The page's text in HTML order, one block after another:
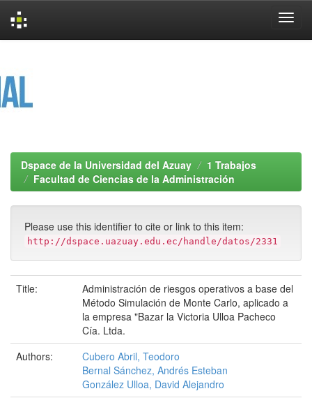
Dspace de la Universidad del Azuay
1 Trabajos
Facultad de Ciencias de la Administración
Please use this identifier to cite or link to this item:
http://dspace.uazuay.edu.ec/handle/datos/2331
Title:
Administración de riesgos operativos a base del
Método Simulación de Monte Carlo, aplicado a
la empresa "Bazar la Victoria Ulloa Pacheco
Cía. Ltda.
Authors:
Cubero Abril, Teodoro
Bernal Sánchez, Andrés Esteban
González Ulloa, David Alejandro